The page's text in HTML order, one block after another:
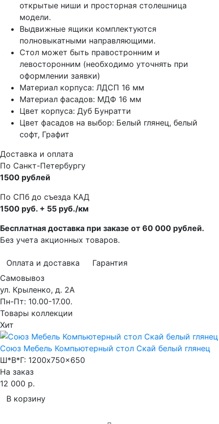
открытые ниши и просторная столешница
модели.
Выдвижные ящики комплектуются
полновыкатными направляющими.
Стол может быть правостронним и
левосторонним (необходимо уточнять при
оформлении заявки)
Материал корпуса: ЛДСП 16 мм
Материал фасадов: МДФ 16 мм
Цвет корпуса: Дуб Бунратти
Цвет фасадов на выбор: Белый глянец, белый
софт, Графит
Доставка и оплата
По Санкт-Петербургу
1500 рублей
По СПб до съезда КАД
1500 руб. + 55 руб./км
Бесплатная доставка при заказе от 60 000 рублей.
Без учета акционных товаров.
Оплата и доставка
Гарантия
Самовывоз
ул. Крыленко, д. 2А
Пн-Пт: 10.00-17.00.
Товары коллекции
Хит
Союз Мебель Компьютерный стол Скай белый глянец
Ш*В*Г: 1200x750x650
На заказ
12 000 р.
В корзину